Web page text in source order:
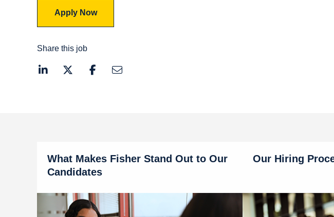
Apply Now
Share this job
What Makes Fisher Stand Out to Our
Candidates
Our Hiring